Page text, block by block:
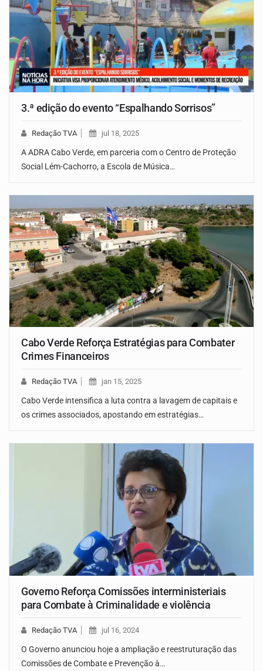
3.ª edição do evento “Espalhando Sorrisos”
Redação TVA jul 18, 2025
A ADRA Cabo Verde, em parceria com o Centro de Proteção
Social Lém-Cachorro, a Escola de Música…
Cabo Verde Reforça Estratégias para Combater
Crimes Financeiros
Redação TVA jan 15, 2025
Cabo Verde intensifica a luta contra a lavagem de capitais e
os crimes associados, apostando em estratégias…
Governo Reforça Comissões interministeriais
para Combate à Criminalidade e violência
Redação TVA jul 16, 2024
O Governo anunciou hoje a ampliação e reestruturação das
Comissões de Combate e Prevenção à…